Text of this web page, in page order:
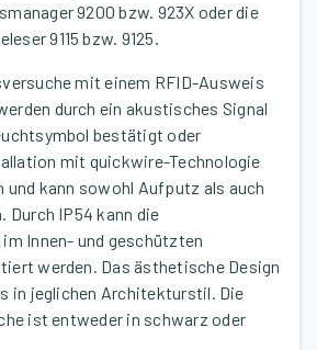
9200 bzw. 923X oder die
9115 bzw. 9125.
mit einem RFID-Ausweis
durch ein akustisches Signal
bestätigt oder
mit quickwire-Technologie
und kann sowohl Aufputz als auch
Durch IP54 kann die
Innen- und geschützten
werden. Das ästhetische Design
in jeglichen Architekturstil. Die
ist entweder in schwarz oder